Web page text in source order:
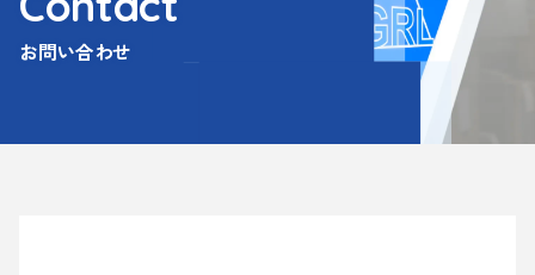
お問い合わせ